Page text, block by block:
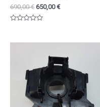
690,00€ 650,00€